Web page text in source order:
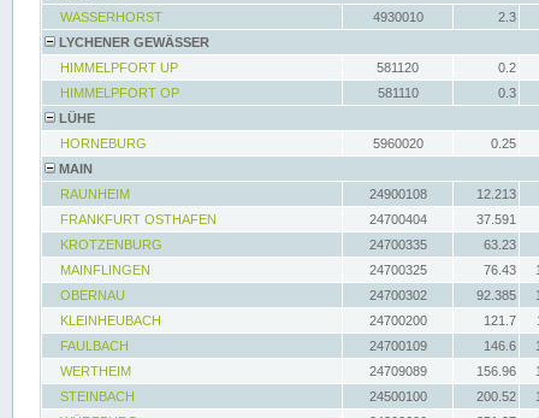
WASSERHORST
4930010
2.3
LYCHENER GEWÄSSER
HIMMELPFORT UP
581120
0.2
HIMMELPFORT OP
581110
0.3
LÜHE
HORNEBURG
5960020
0.25
MAIN
RAUNHEIM
24900108
12.213
FRANKFURT OSTHAFEN
24700404
37.591
KROTZENBURG
24700335
63.23
MAINFLINGEN
24700325 76.43
OBERNAU
24700302 92.385
KLEINHEUBACH
24700200 121.7
FAULBACH
24700109 146.6
WERTHEIM
24709089 156.96
STEINBACH
24500100 200.52